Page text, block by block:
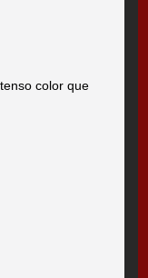
color que